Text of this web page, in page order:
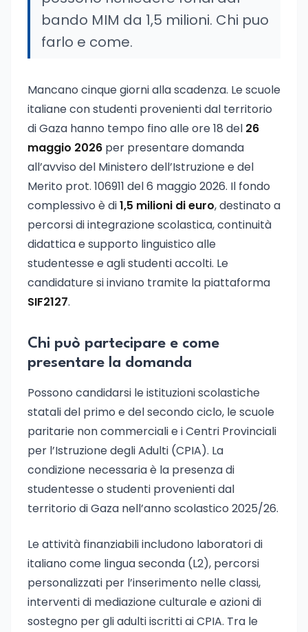
bando MIM da 1,5 milioni. Chi puo
farlo e come.
Mancano cinque giorni alla scadenza. Le scuole
italiane con studenti provenienti dal territorio
di Gaza hanno tempo fino alle ore 18 del 26
maggio 2026 per presentare domanda
all’avviso del Ministero dell’Istruzione e del
Merito prot. 106911 del 6 maggio 2026. Il fondo
complessivo è di1,5 milioni di euro, destinato a
percorsi di integrazione scolastica, continuità
didattica e supporto linguistico alle
studentesse e agli studenti accolti. Le
candidature si inviano tramite la piattaforma
SIF2127.
Chi può partecipare e come
presentare la domanda
Possono candidarsi le istituzioni scolastiche
statali del primo e del secondo ciclo, le scuole
paritarie non commerciali e i Centri Provinciali
per l’Istruzione degli Adulti (CPIA). La
condizione necessaria è la presenza di
studentesse o studenti provenienti dal
territorio di Gaza nell’anno scolastico 2025/26.
Le attività finanziabili includono laboratori di
italiano come lingua seconda (L2), percorsi
personalizzati per l’inserimento nelle classi,
interventi di mediazione culturale e azioni di
sostegno per gli adulti iscritti ai CPIA. Tra le